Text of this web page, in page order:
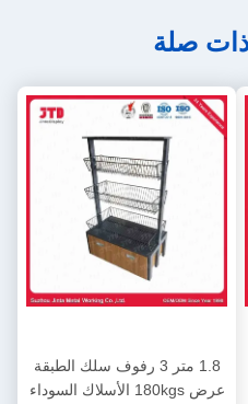
صلة
1.8 متر 3 رفوف سلك الطبقة
عرض 180kgs الأسلاك السوداء